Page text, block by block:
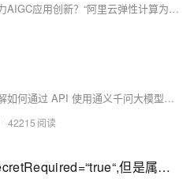
对于如何更好地释放云上性能助力AIGC应用创新？“阿里云弹性计算为云上客户提供了ECS GPU DeepGPU增强工具包，帮助用户在云上高效地构建AI训练和AI推理基础设施，从而提高算力利用效率。”李鹏介绍到。目前，阿里云ECS DeepGPU已经帮助众多客户实现性能的大幅提升。其中，LLM微调训练场景下性能最高可提升80%，Stable Difussion推理场景下性能最高可提升60%。
本教程将带你从零开始，快速了解如何通过 API 使用通义千问大模型，并尝试使用大模型 API 开发一些简单的应用应用到工作中，提升效率。
42215
Tomcat AJP连接器配置secretRequired=“true“,但是属性secret确实空或者空字符串，这样的组合是无效的。